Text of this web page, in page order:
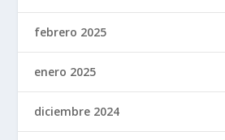
febrero 2025
enero 2025
diciembre 2024